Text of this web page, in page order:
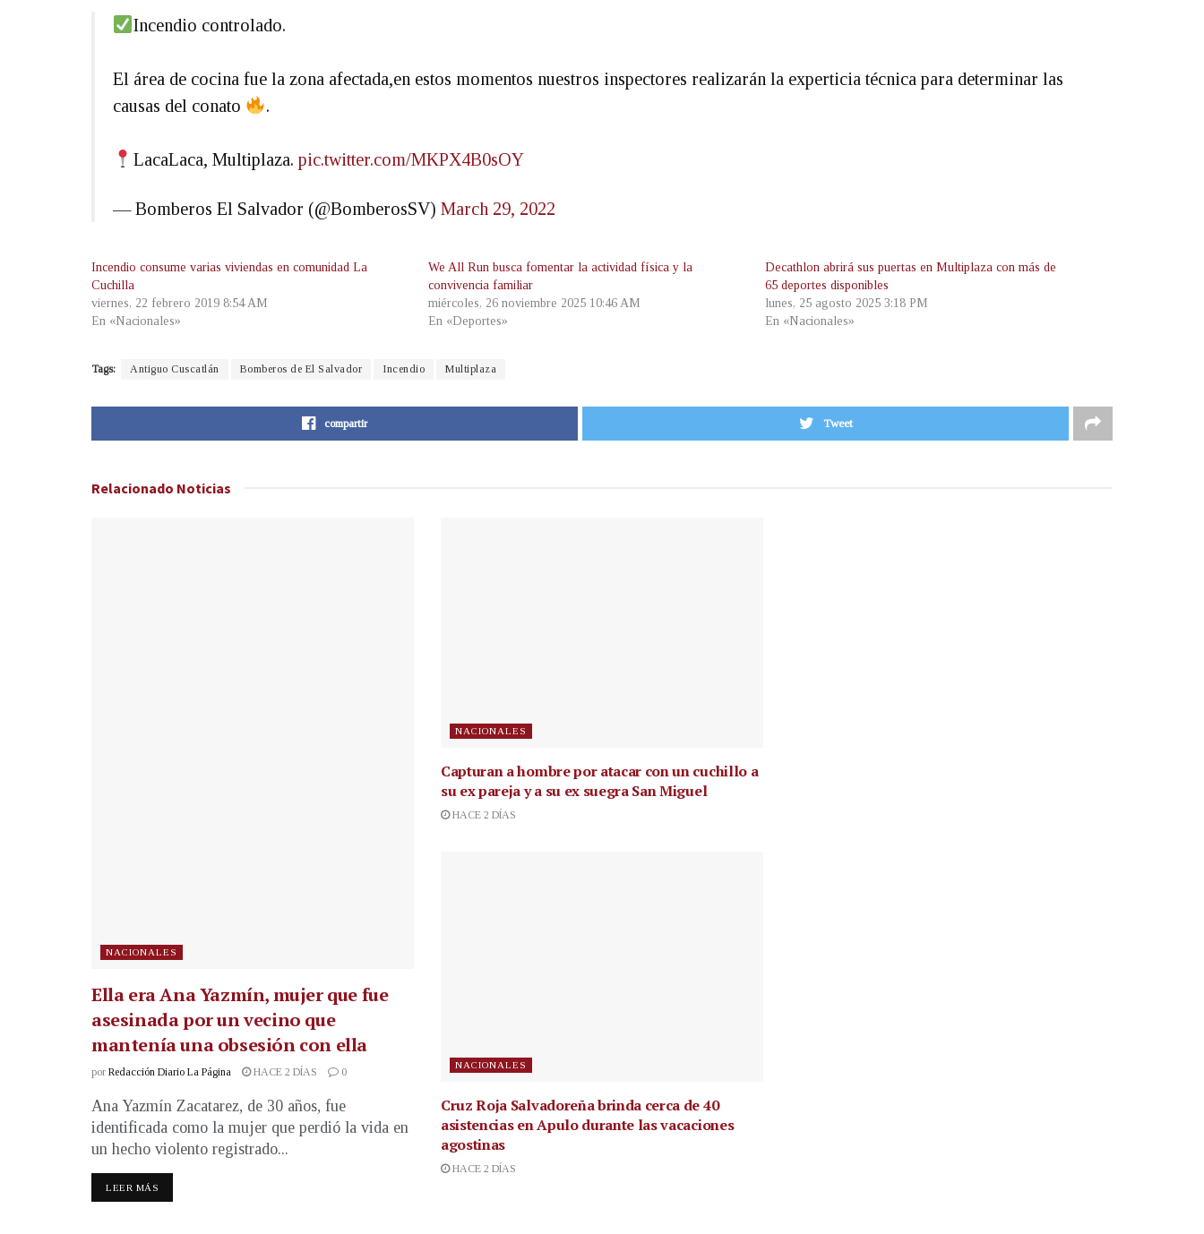
Incendio controlado.
El área de cocina fue la zona afectada,en estos momentos nuestros inspectores realizarán la experticia técnica para determinar las
causas del conato
.
LacaLaca, Multiplaza. pic.twitter.com/MKPX4B0sOY
— Bomberos El Salvador (@BomberosSV) March 29, 2022
Incendio consume varias viviendas en comunidad La
Cuchilla
viernes, 22 febrero 2019 8:54 AM
En «Nacionales»
We All Run busca fomentar la actividad física y la
convivencia familiar
miércoles, 26 noviembre 2025 10:46 AM
En «Deportes»
Decathlon abrirá sus puertas en Multiplaza con más de
65 deportes disponibles
lunes, 25 agosto 2025 3:18 PM
En «Nacionales»
Tags: Antiguo Cuscatlán Bomberos de El Salvador Incendio Multiplaza
compartir Tweet
Relacionado Noticias
NACIONALES
Ella era Ana Yazmín, mujer que fue
asesinada por un vecino que
mantenía una obsesión con ella
por Redacción Diario La Página HACE 2 DÍAS 0
Ana Yazmín Zacatarez, de 30 años, fue
identificada como la mujer que perdió la vida en
un hecho violento registrado...
LEER MÁS
NACIONALES
Capturan a hombre por atacar con un cuchillo a
su ex pareja y a su ex suegra San Miguel
HACE 2 DÍAS
NACIONALES
Cruz Roja Salvadoreña brinda cerca de 40
asistencias en Apulo durante las vacaciones
agostinas
HACE 2 DÍAS